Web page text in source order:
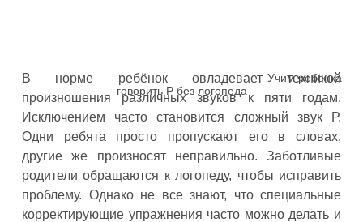
Учим ребёнка
говорить Р без логопеда
В норме ребёнок овладевает техникой
произношения различных звуков к пяти годам.
Исключением часто становится сложный звук Р.
Одни ребята просто пропускают его в словах,
другие же произносят неправильно. Заботливые
родители обращаются к логопеду, чтобы исправить
проблему. Однако не все знают, что специальные
корректирующие упражнения часто можно делать и